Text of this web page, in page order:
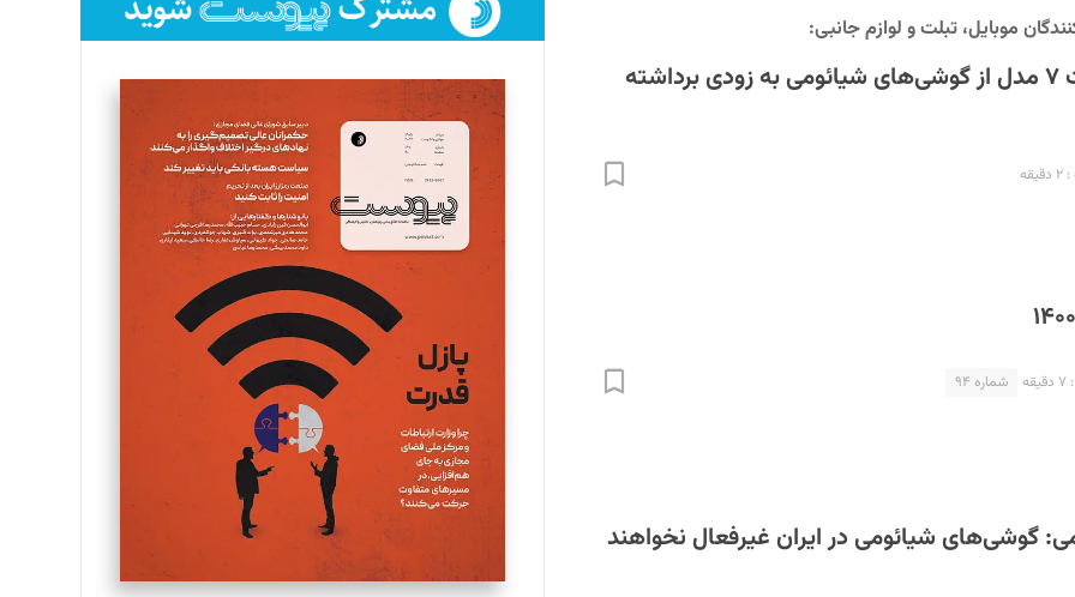
موبایل، تبلت و لوازم جانبی:
ممنوعیت واردات ۷ مدل از گوشی‌های شیائومی به زودی برداشته
شماره ۹۴
گوشی‌های شیائومی در ایران غیرفعال نخواهند